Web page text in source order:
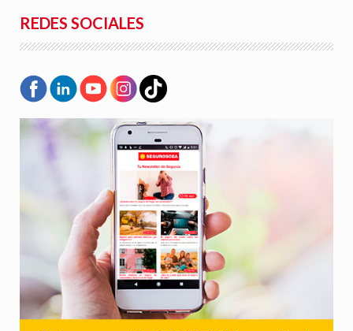
REDES SOCIALES